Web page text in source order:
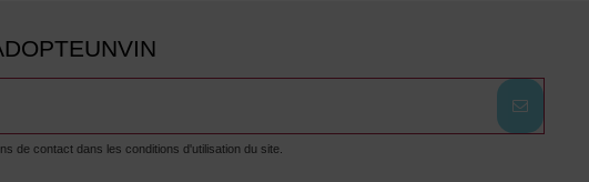
de contact dans les conditions d'utilisation du site.